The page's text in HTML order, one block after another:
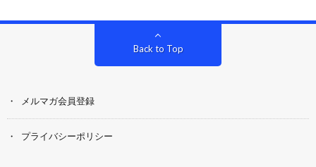
Back to Top
メルマガ会員登録
プライバシーポリシー